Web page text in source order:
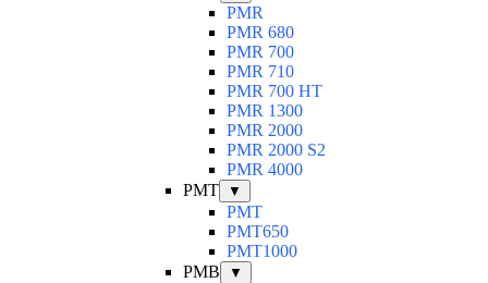
PMR
PMR 680
PMR 700
PMR 710
PMR 700 HT
PMR 1300
PMR 2000
PMR 2000 S2
PMR 4000
PMT
▼
PMT
PMT650
PMT1000
PMB
▼